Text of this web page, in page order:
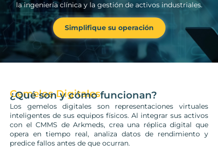
la ingeniería clínica y la gestión de activos industriales.
Simplifique su operación
Gemelos Digitales
¿Qué son y cómo funcionan?
Los gemelos digitales son representaciones virtuales
inteligentes de sus equipos físicos. Al integrar sus activos
con el CMMS de Arkmeds, crea una réplica digital que
opera en tiempo real, analiza datos de rendimiento y
predice fallos antes de que ocurran.